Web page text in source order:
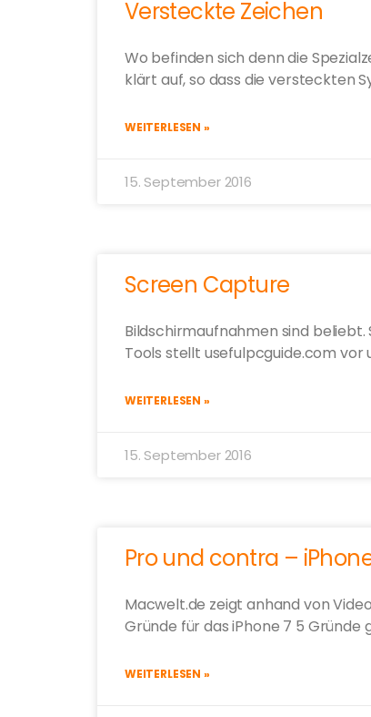
Versteckte Zeichen
Wo befinden sich denn die
klärt auf, so dass die versteckten
WEITERLESEN »
15. September 2016
Screen Capture
Bildschirmaufnahmen sind
Tools stellt usefulpcguide.com
WEITERLESEN »
15. September 2016
Pro und contra –
Macwelt.de zeigt anhand von
Gründe für das iPhone 7 5 Gründe
WEITERLESEN »